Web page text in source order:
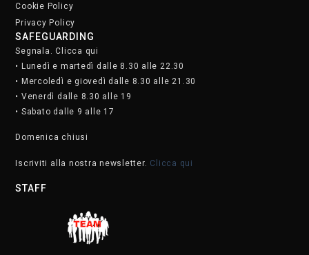
Cookie Policy
Privacy Policy
SAFEGUARDING
Segnala. Clicca qui
• Lunedì e martedì dalle 8.30 alle 22.30
• Mercoledì e giovedì dalle 8.30 alle 21.30
• Venerdì dalle 8.30 alle 19
• Sabato dalle 9 alle 17
Domenica chiusi
Iscriviti alla nostra newsletter. Clicca qui
STAFF